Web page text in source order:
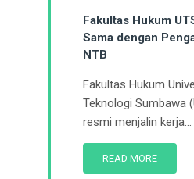
Fakultas Hukum
Sama dengan
NTB
Fakultas Hukum
Teknologi Sumbawa
resmi menjalin kerja...
READ MORE